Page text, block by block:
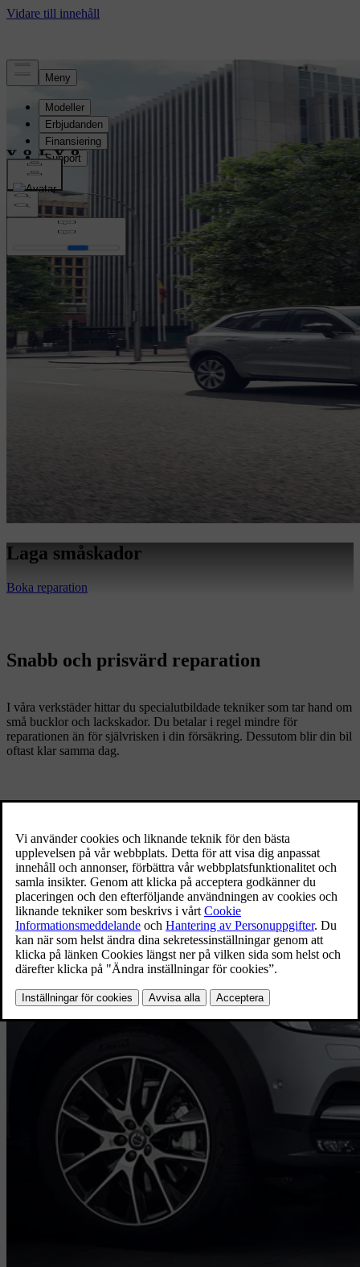
Laga småskador
Boka reparation
Snabb och prisvärd reparation
I våra verkstäder hittar du specialutbildade tekniker som tar hand om
små bucklor och lackskador. Du betalar i regel mindre för
reparationen än för självrisken i din försäkring. Dessutom blir din bil
oftast klar samma dag.